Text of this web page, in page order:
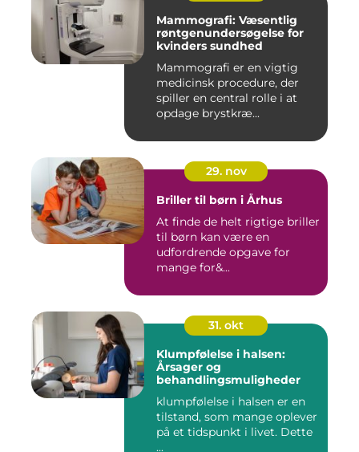
Mammografi: Væsentlig
røntgenundersøgelse for
kvinders sundhed
Mammografi er en vigtig
medicinsk procedure, der
spiller en central rolle i at
opdage brystkræ...
29. nov
Briller til børn i Århus
At finde de helt rigtige briller
til børn kan være en
udfordrende opgave for
mange for&...
31. okt
Klumpfølelse i halsen:
Årsager og
behandlingsmuligheder
klumpfølelse i halsen er en
tilstand, som mange oplever
på et tidspunkt i livet. Dette
...